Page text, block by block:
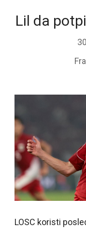
Lil da
LOSC koristi